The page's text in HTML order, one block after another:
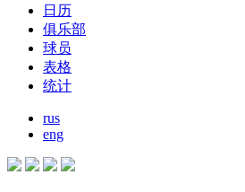
日历
俱乐部
球员
表格
统计
rus
eng